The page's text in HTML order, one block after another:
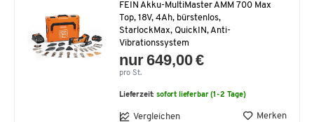
FEIN Akku-MultiMaster AMM 700 Max
Top, 18V, 4Ah, bürstenlos,
StarlockMax, QuickIN, Anti-
Vibrationssystem
nur 649,00 €
pro St.
Lieferzeit:sofort lieferbar (1-2 Tage)
Vergleichen Merken